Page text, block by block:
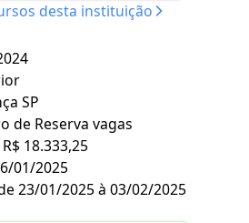
desta instituição
SP
de Reserva vagas
18.333,25
01/2025
23/01/2025 à 03/02/2025